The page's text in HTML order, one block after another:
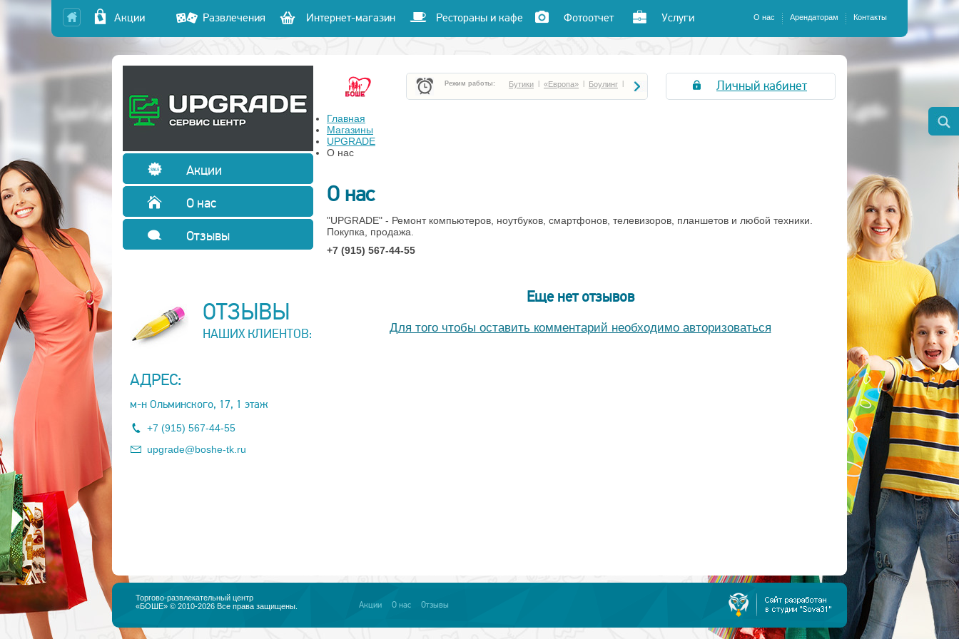
Акции Развлечения Интернет-магазин Рестораны и кафе Фотоотчет Услуги О нас Арендаторам Контакты
Акции
О нас
Отзывы
ОТЗЫВЫ
НАШИХ КЛИЕНТОВ:
АДРЕС:
м-н Ольминского, 17, 1 этаж
+7 (915) 567-44-55
upgrade@boshe-tk.ru
Режим работы: Бутики «Европа» Боулинг Личный кабинет
Главная
Магазины
UPGRADE
О нас
О нас
"UPGRADE" - Ремонт компьютеров, ноутбуков, смартфонов, телевизоров, планшетов и любой техники.
Покупка, продажа.
+7 (915) 567-44-55
Еще нет отзывов
Для того чтобы оставить комментарий необходимо авторизоваться
Торгово-развлекательный центр
«БОШЕ» © 2010-2026 Все права защищены.
Акции О нас Отзывы